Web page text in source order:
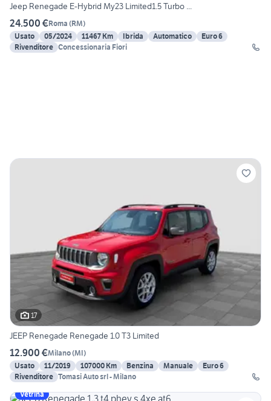
Jeep Renegade E-Hybrid My23 Limited1.5 Turbo ...
24.500 €Roma (RM)
Usato
05/2024 11467 Km Ibrida Automatico
Euro 6
Rivenditore Concessionaria Fiori
17
JEEP Renegade Renegade 1.0 T3 Limited
12.900 €Milano(MI)
Usato
11/2019 107000 Km Benzina Manuale
Euro 6
Rivenditore Tomasi Auto srl - Milano
Vetrina